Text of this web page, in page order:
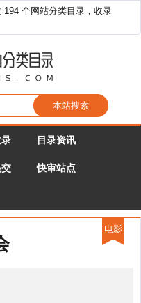
194 个网站分类目录，收录
目录资讯
快审站点
电影